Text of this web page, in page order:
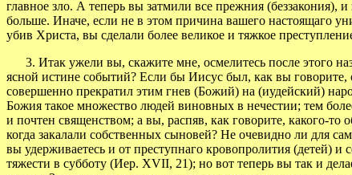
главное зло. А теперь вы затмили все прежния (беззакония),
больше. Иначе, если не в этом причина вашего настоящаго
убив Христа, вы сделали более великое и тяжкое
3. Итак ужели вы, скажите мне, осмелитесь после этого
ясной истине событий? Если бы Иисус был, как вы
совершенно прекратил этим гнев (Божий) на (иудейский)
Божия такое множество людей виновных в нечестии; тем
и почтен священством; а вы, распяв, как говорите, какого-
когда закалали собственных сыновей? Не очевидно ли для
вы удерживаетесь и от преступнаго кровопролития (детей)
тяжести в субботу (Иер. XVII, 21); но вот теперь вы так и